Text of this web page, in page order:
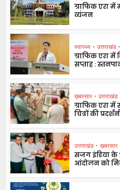
ग्राफिक एरा
व्यंजन
स्वास्थ्य • उत्तराखंड •
ग्राफिक एरा में
सप्ताह :
ख़बरसार • उत्तराखंड
ग्राफिक एरा में
चित्रों की
उत्तराखंड • ख़बरसार
सजग इंडिया के
आंदोलन को